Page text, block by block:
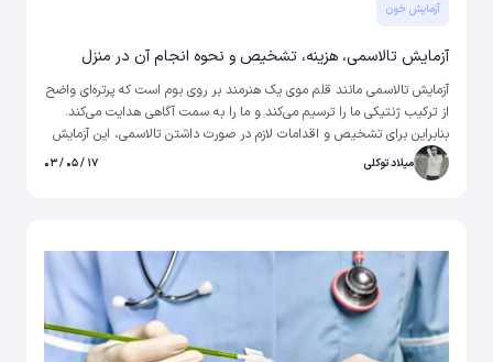
آزمایش خون
آزمایش تالاسمی، هزینه، تشخیص و نحوه انجام آن در منزل
آزمایش تالاسمی مانند قلم موی یک هنرمند بر روی بوم است که پرتره‌ای واضح
از ترکیب ژنتیکی ما را ترسیم می‌کند و ما را به سمت آگاهی هدایت می‌کند.
بنابراین برای تشخیص و اقدامات لازم در صورت داشتن تالاسمی، این آزمایش
بسیار مهم است.
میلاد توکلی ۱۷ / ۰۵ / ۰۳